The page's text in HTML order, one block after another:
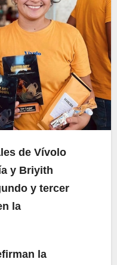
de Vívolo
y Briyith
y tercer
la
la